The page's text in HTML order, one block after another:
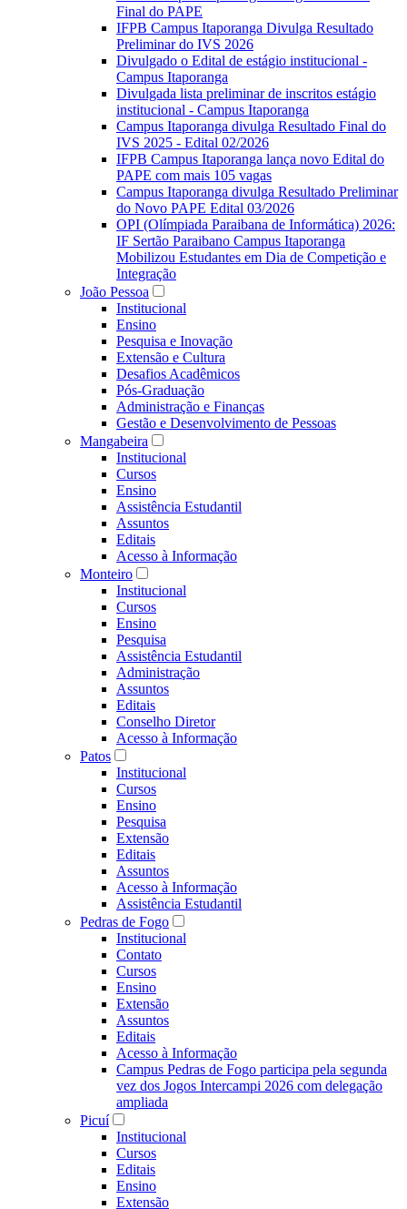
Final do PAPE
IFPB Campus Itaporanga Divulga Resultado
Preliminar do IVS 2026
Divulgado o Edital de estágio institucional -
Campus Itaporanga
Divulgada lista preliminar de inscritos estágio
institucional - Campus Itaporanga
Campus Itaporanga divulga Resultado Final do
IVS 2025 - Edital 02/2026
IFPB Campus Itaporanga lança novo Edital do
PAPE com mais 105 vagas
Campus Itaporanga divulga Resultado Preliminar
do Novo PAPE Edital 03/2026
OPI (Olímpiada Paraibana de Informática) 2026:
IF Sertão Paraibano Campus Itaporanga
Mobilizou Estudantes em Dia de Competição e
Integração
João Pessoa
Institucional
Ensino
Pesquisa e Inovação
Extensão e Cultura
Desafios Acadêmicos
Pós-Graduação
Administração e Finanças
Gestão e Desenvolvimento de Pessoas
Mangabeira
Institucional
Cursos
Ensino
Assistência Estudantil
Assuntos
Editais
Acesso à Informação
Monteiro
Institucional
Cursos
Ensino
Pesquisa
Assistência Estudantil
Administração
Assuntos
Editais
Conselho Diretor
Acesso à Informação
Patos
Institucional
Cursos
Ensino
Pesquisa
Extensão
Editais
Assuntos
Acesso à Informação
Assistência Estudantil
Pedras de Fogo
Institucional
Contato
Cursos
Ensino
Extensão
Assuntos
Editais
Acesso à Informação
Campus Pedras de Fogo participa pela segunda
vez dos Jogos Intercampi 2026 com delegação
ampliada
Picuí
Institucional
Cursos
Editais
Ensino
Extensão